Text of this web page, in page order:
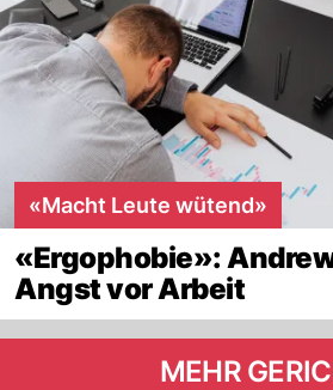
«Macht Leute wütend»
«Ergophobie»:
Angst vor Arbeit
MEHR